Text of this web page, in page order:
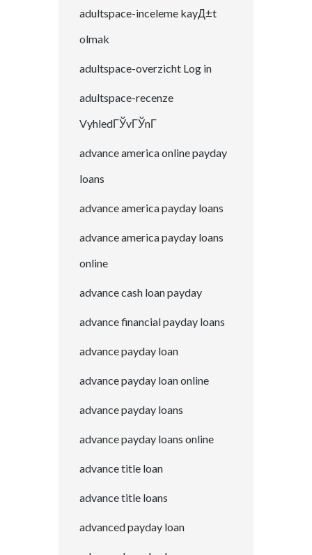
adultspace-inceleme kayД±t
olmak
adultspace-overzicht Log in
adultspace-recenze
VyhledГЎvГЎnГ­
advance america online payday
loans
advance america payday loans
advance america payday loans
online
advance cash loan payday
advance financial payday loans
advance payday loan
advance payday loan online
advance payday loans
advance payday loans online
advance title loan
advance title loans
advanced payday loan